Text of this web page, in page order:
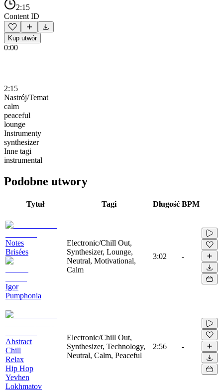
2:15
Content ID
Kup utwór
0:00
2:15
Nastrój/Temat
calm
peaceful
lounge
Instrumenty
synthesizer
Inne tagi
instrumental
Podobne utwory
Tytuł Tagi Długość BPM
Notes
Brisées
Igor
Pumphonia
Electronic/Chill Out,
Synthesizer, Lounge,
Neutral, Motivational,
Calm
3:02 -
Abstract
Chill
Relax
Hip Hop
Yevhen
Lokhmatov
Electronic/Chill Out,
Synthesizer, Technology,
Neutral, Calm, Peaceful
2:56 -